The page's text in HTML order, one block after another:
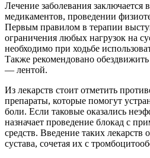
Лечение заболевания заключается
медикаментов, проведении
Первым правилом в терапии
ограничения любых нагрузок на
необходимо при ходьбе
Также рекомендовано
— лентой.
Из лекарств стоит отметить
препараты, которые помогут
боли. Если таковые оказались
назначает проведение блокад с
средств. Введение таких лекарств
сустава, сочетая их с